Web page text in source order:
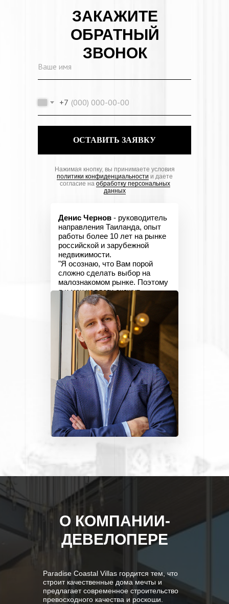
ЗАКАЖИТЕ
ОБРАТНЫЙ
ЗВОНОК
+7
ОСТАВИТЬ ЗАЯВКУ
Нажимая кнопку, вы принимаете условия
политики конфиденциальности и даете
согласие на обработку персональных
данных
Денис Чернов - руководитель
направления Таиланда, опыт
работы более 10 лет на рынке
российской и зарубежной
недвижимости.
"Я осознаю, что Вам порой
сложно сделать выбор на
малознакомом рынке. Поэтому
я и мои коллеги окажут
профессиональную
консультацию."
О КОМПАНИИ-
ДЕВЕЛОПЕРЕ
Paradise Coastal Villas гордится тем, что
строит качественные дома мечты и
предлагает современное строительство
превосходного качества и роскоши.